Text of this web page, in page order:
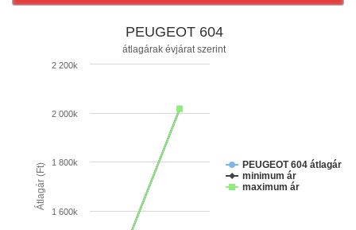
Átlagár (Ft)
PEUGEOT 604
átlagárak évjárat szerint
PEUGEOT 604 átlagár
minimum ár
maximum ár
1 600k
1 800k
2 000k
2 200k